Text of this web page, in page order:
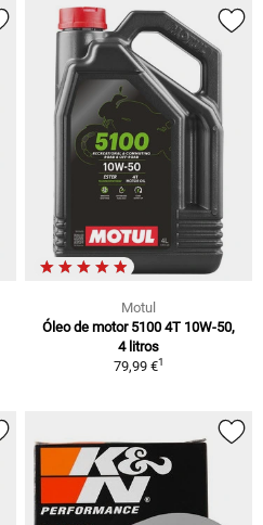
Motul
Óleo de motor 5100 4T 10W-50,
4 litros
79,99 €1